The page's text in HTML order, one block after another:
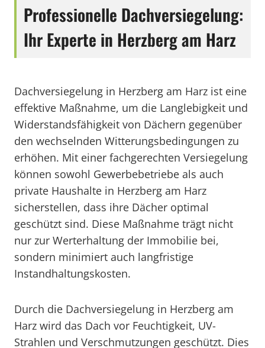
Professionelle Dachversiegelung:
Ihr Experte in Herzberg am Harz
Dachversiegelung in Herzberg am Harz ist eine
effektive Maßnahme, um die Langlebigkeit und
Widerstandsfähigkeit von Dächern gegenüber
den wechselnden Witterungsbedingungen zu
erhöhen. Mit einer fachgerechten Versiegelung
können sowohl Gewerbebetriebe als auch
private Haushalte in Herzberg am Harz
sicherstellen, dass ihre Dächer optimal
geschützt sind. Diese Maßnahme trägt nicht
nur zur Werterhaltung der Immobilie bei,
sondern minimiert auch langfristige
Instandhaltungskosten.
Durch die Dachversiegelung in Herzberg am
Harz wird das Dach vor Feuchtigkeit, UV-
Strahlen und Verschmutzungen geschützt. Dies